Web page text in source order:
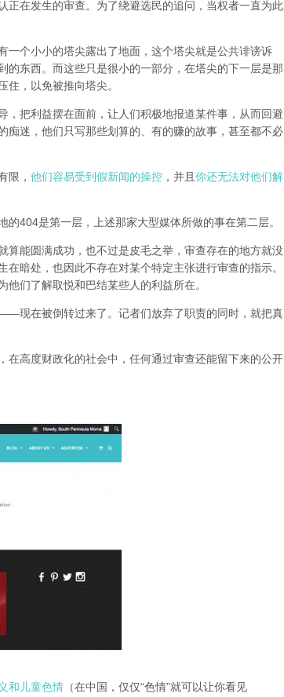
正在发生的审查。为了绕避选民的追问，当权者一直为此
一个小小的塔尖露出了地面，这个塔尖就是公共诽谤诉
东西。而这些只是很小的一部分，在塔尖的下一层是那
，以免被推向塔尖。
把利益摆在面前，让人们积极地报道某件事，从而回避
迷，他们只写那些划算的、有的赚的故事，甚至都不必
限， 他们容易受到假新闻的操控 ，并且 你还无法对他们解
404是第一层，上述那家大型媒体所做的事在第二层。
算能圆满成功，也不过是皮毛之举，审查存在的地方就没
暗处，也因此不存在对某个特定主张进行审查的指示。
们了解取悦和巴结某些人的利益所在。
现在被倒转过来了。记者们放弃了职责的同时，就把真
在高度财政化的社会中，任何通过审查还能留下来的公开
和儿童色情 （在中国，仅仅“色情”就可以让你看见